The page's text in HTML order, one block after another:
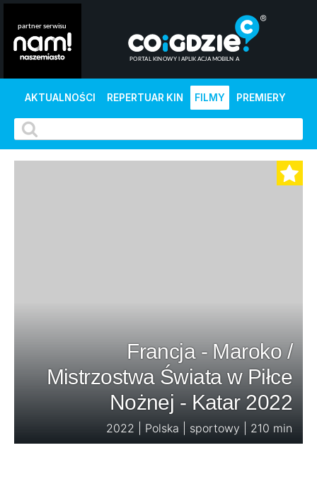
AKTUALNOŚCI REPERTUAR KIN FILMY PREMIERY
Francja - Maroko /
Mistrzostwa Świata w Piłce
Nożnej - Katar 2022
2022 | Polska | sportowy | 210 min